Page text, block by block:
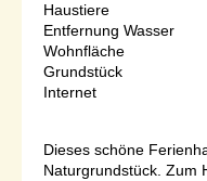
Haustiere
Entfernung Wasser
Wohnfläche
Grundstück
Internet
Dieses schöne
Naturgrundstück. Zum